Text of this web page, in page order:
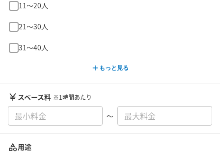
11〜20人
21〜30人
31〜40人
もっと見る
スペース料 ※1時間あたり
〜
用途